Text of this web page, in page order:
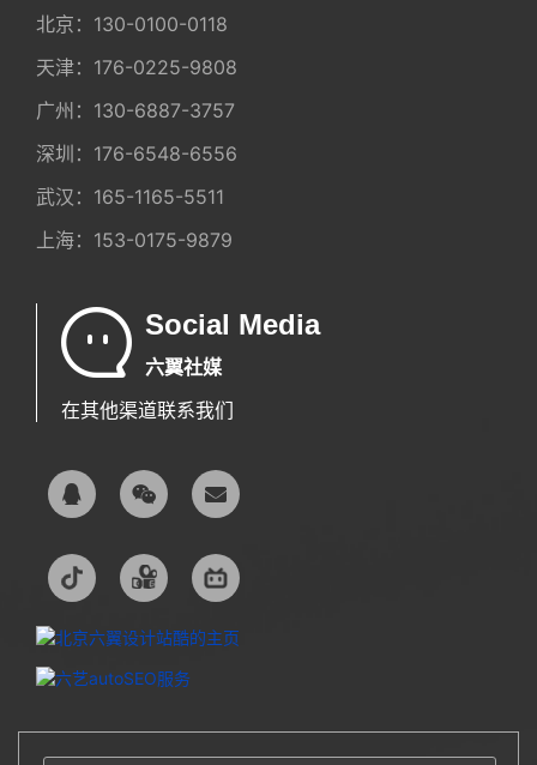
北京： 130-0100-0118
天津： 176-0225-9808
广州： 130-6887-3757
深圳： 176-6548-6556
武汉： 165-1165-5511
上海： 153-0175-9879
Social Media
六翼社媒
在其他渠道联系我们